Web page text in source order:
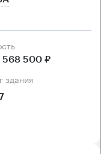
568 500 ₽
здания